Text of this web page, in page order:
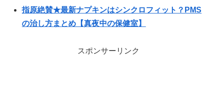
指原絶賛★最新ナプキンはシンクロフィット？PMS
の治し方まとめ【真夜中の保健室】
スポンサーリンク